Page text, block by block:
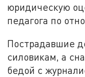
юридическую
педагога по
Пострадавшие
силовикам, а
бедой с